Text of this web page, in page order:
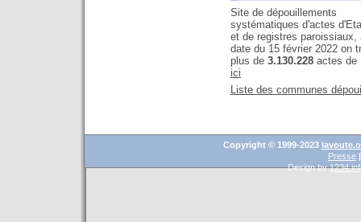
Site de dépouillements
systématiques d'actes
et de registres paroissiaux,
date du 15 février 2022 on
plus de 3.130.228 actes de
ici
Liste des communes
Copyright © 1999-2023
Presse |
Design by